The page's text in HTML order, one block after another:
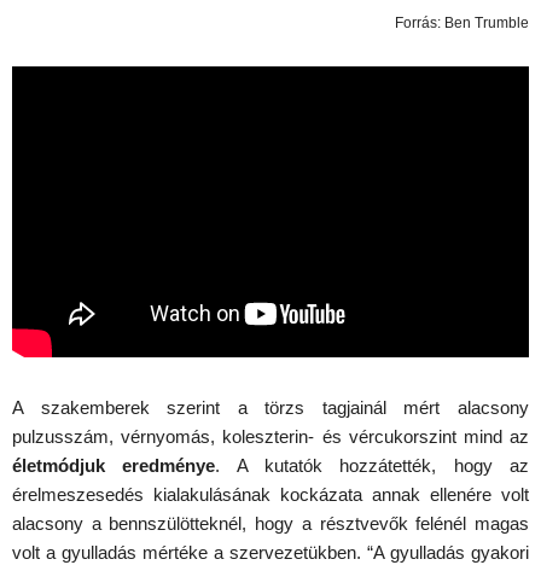
Forrás: Ben Trumble
A szakemberek szerint a törzs tagjainál mért alacsony
pulzusszám, vérnyomás, koleszterin- és vércukorszint mind az
életmódjuk eredménye. A kutatók hozzátették, hogy az
érelmeszesedés kialakulásának kockázata annak ellenére volt
alacsony a bennszülötteknél, hogy a résztvevők felénél magas
volt a gyulladás mértéke a szervezetükben. “A gyulladás gyakori